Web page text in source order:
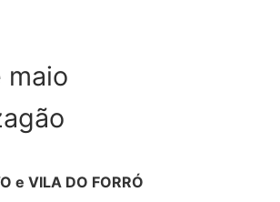
maio
e VILA DO FORRÓ